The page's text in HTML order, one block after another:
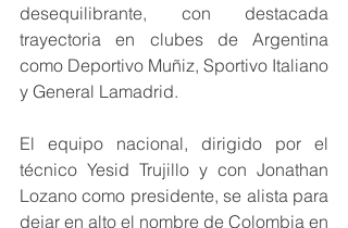
desequilibrante, con destacada
trayectoria en clubes de Argentina
como Deportivo Muñiz, Sportivo Italiano
y General Lamadrid.
El equipo nacional, dirigido por el
técnico Yesid Trujillo y con Jonathan
Lozano como presidente, se alista para
dejar en alto el nombre de Colombia en